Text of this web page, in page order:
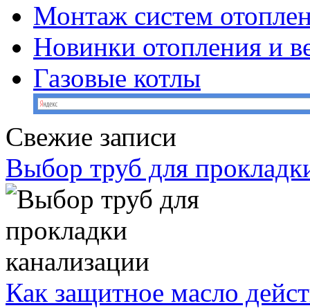
Монтаж систем
Новинки отопления и
Газовые котлы
Свежие записи
Выбор труб для
Как защитное масло